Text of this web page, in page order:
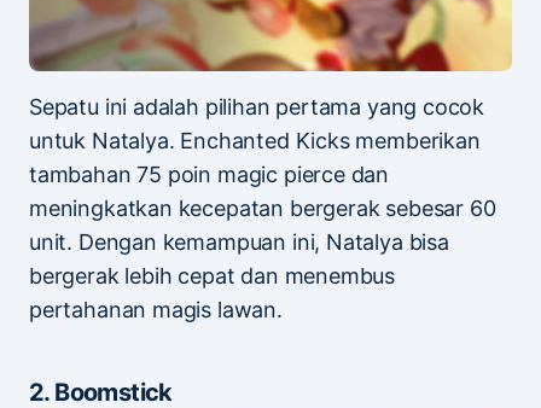
Sepatu ini adalah pilihan pertama yang cocok
untuk Natalya. Enchanted Kicks memberikan
tambahan 75 poin magic pierce dan
meningkatkan kecepatan bergerak sebesar 60
unit. Dengan kemampuan ini, Natalya bisa
bergerak lebih cepat dan menembus
pertahanan magis lawan.
2. Boomstick